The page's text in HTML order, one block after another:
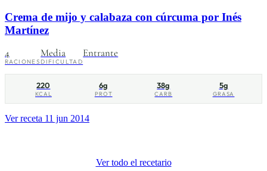
Crema de mijo y calabaza con cúrcuma por Inés
Martínez
4
RACIONES
Media
DIFICULTAD
Entrante
220
KCAL
6g
PROT
38g
CARB
5g
GRASA
Ver receta 11 jun 2014
Ver todo el recetario